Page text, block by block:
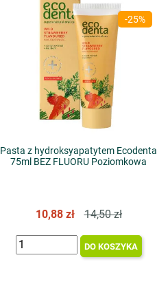
-25%
Pasta z hydroksyapatytem Ecodenta
75ml BEZ FLUORU Poziomkowa
10,88 zł 14,50 zł
DO KOSZYKA